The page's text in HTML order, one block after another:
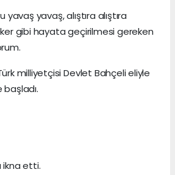
yavaş yavaş, alıştıra alıştıra
gibi hayata geçirilmesi gereken
milliyetçisi Devlet Bahçeli eliyle
ikna etti.